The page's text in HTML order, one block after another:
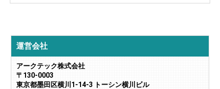
運営会社
アークテック株式会社
〒130-0003
東京都墨田区横川1-14-3 トーシン横川ビル